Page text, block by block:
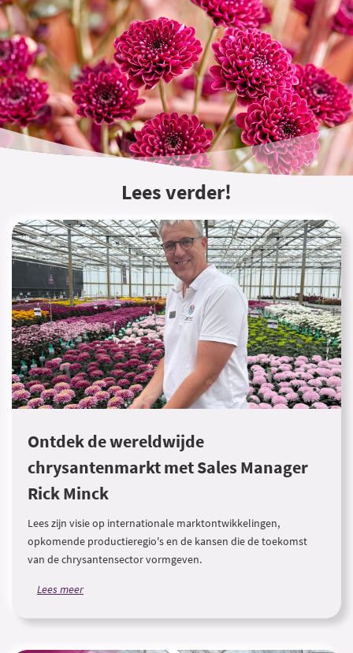
Lees verder!
Ontdek de wereldwijde
chrysantenmarkt met Sales Manager
Rick Minck
Lees zijn visie op internationale marktontwikkelingen,
opkomende productieregio's en de kansen die de toekomst
van de chrysantensector vormgeven.
Lees meer